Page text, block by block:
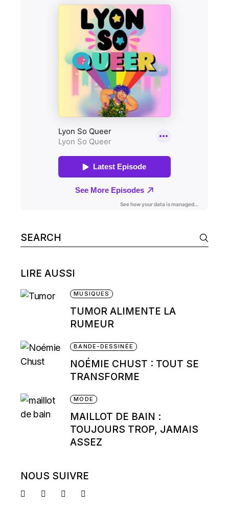
Search
for:
LIRE AUSSI
MUSIQUES
TUMOR ALIMENTE LA
RUMEUR
BANDE-DESSINÉE
NOÉMIE CHUST : TOUT SE
TRANSFORME
MODE
MAILLOT DE BAIN :
TOUJOURS TROP, JAMAIS
ASSEZ
NOUS SUIVRE